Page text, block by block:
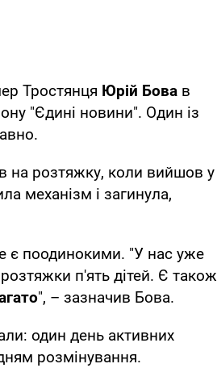
Тростянця Юрій Бова в
"Єдині новини". Один із
на розтяжку, коли вийшов у
механізм і загинула,
є поодинокими. "У нас уже
п'ять дітей. Є також
", – зазначив Бова.
один день активних
розмінування.